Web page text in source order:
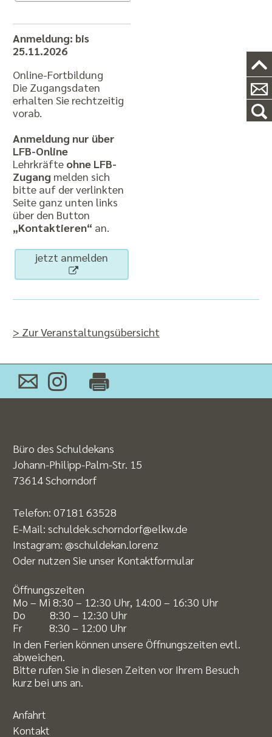
Anmeldung: bis
25.11.2026
Online-Fortbildung
Die Zugangsdaten
erhalten Sie rechtzeitig
vorab.
Anmeldung nur über
LFB-Online
Lehrkräfte ohne LFB-
Zugang melden sich
bitte auf der verlinkten
Seite ganz unten links
über den Button
„Kontaktieren“ an.
jetzt anmelden
> Zur Veranstaltungsübersicht
Büro des Schuldekans
Johann-Philipp-Palm-Str. 15
73614 Schorndorf
Telefon: 07181 63528
E-Mail: schuldek.schorndorf@elkw.de
Instagram: @schuldekan.lorenz
Oder nutzen Sie unser Kontaktformular
Öffnungszeiten
Mo – Mi 8:30 – 12:30 Uhr, 14:00 – 16:30 Uhr
Do 8:30 – 12:30 Uhr
Fr 8:30 – 12:00 Uhr
In den Ferien können unsere Öffnungszeiten evtl.
abweichen.
Bitte rufen Sie in diesen Zeiten vor Ihrem Besuch
kurz bei uns an.
Anfahrt
Kontakt